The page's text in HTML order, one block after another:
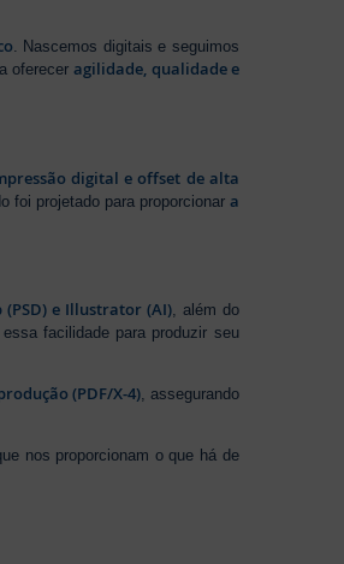
. Nascemos digitais e seguimos
ofereceragilidade, qualidade e
digital e offset de alta
foi projetado para proporcionar a
(PSD) e Illustrator (AI), além do
facilidade para produzir seu
(PDF/X-4), assegurando
nos proporcionam o que há de